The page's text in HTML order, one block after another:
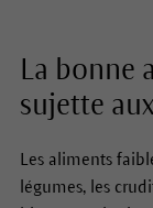
La bonne
sujette
Les aliments
légumes, les